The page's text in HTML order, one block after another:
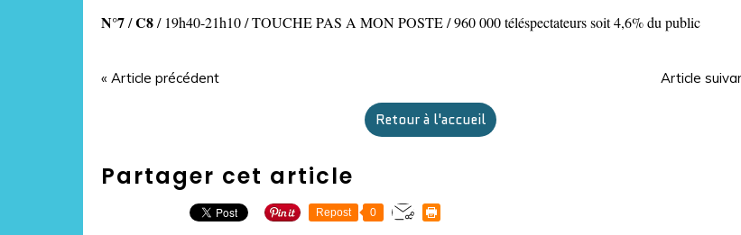
N°7/C8/ 19h40-21h10 / TOUCHE PAS A MON POSTE / 960 000 téléspectateurs soit 4,6% du public
« Article précédent Article
Retour à l'accueil
Partager cet article
Repost 0